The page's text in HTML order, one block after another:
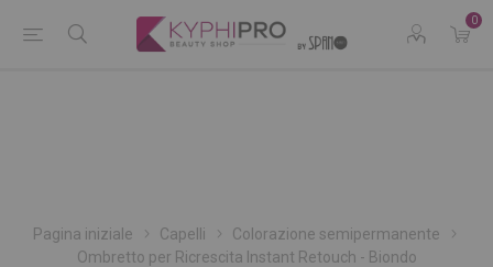
0
Pagina iniziale Capelli
Colorazione semipermanente
Ombretto per Ricrescita Instant Retouch - Biondo